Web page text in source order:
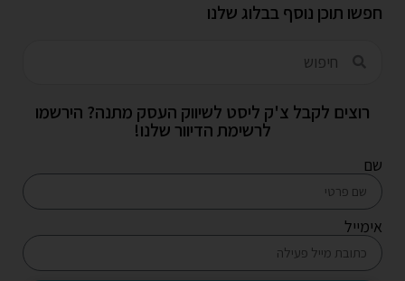
חפשו תוכן נוסף בבלוג שלנו
רוצים לקבל צ'ק ליסט לשיווק העסק מתנה? הירשמו
לרשימת הדיוור שלנו!
שם
אימייל